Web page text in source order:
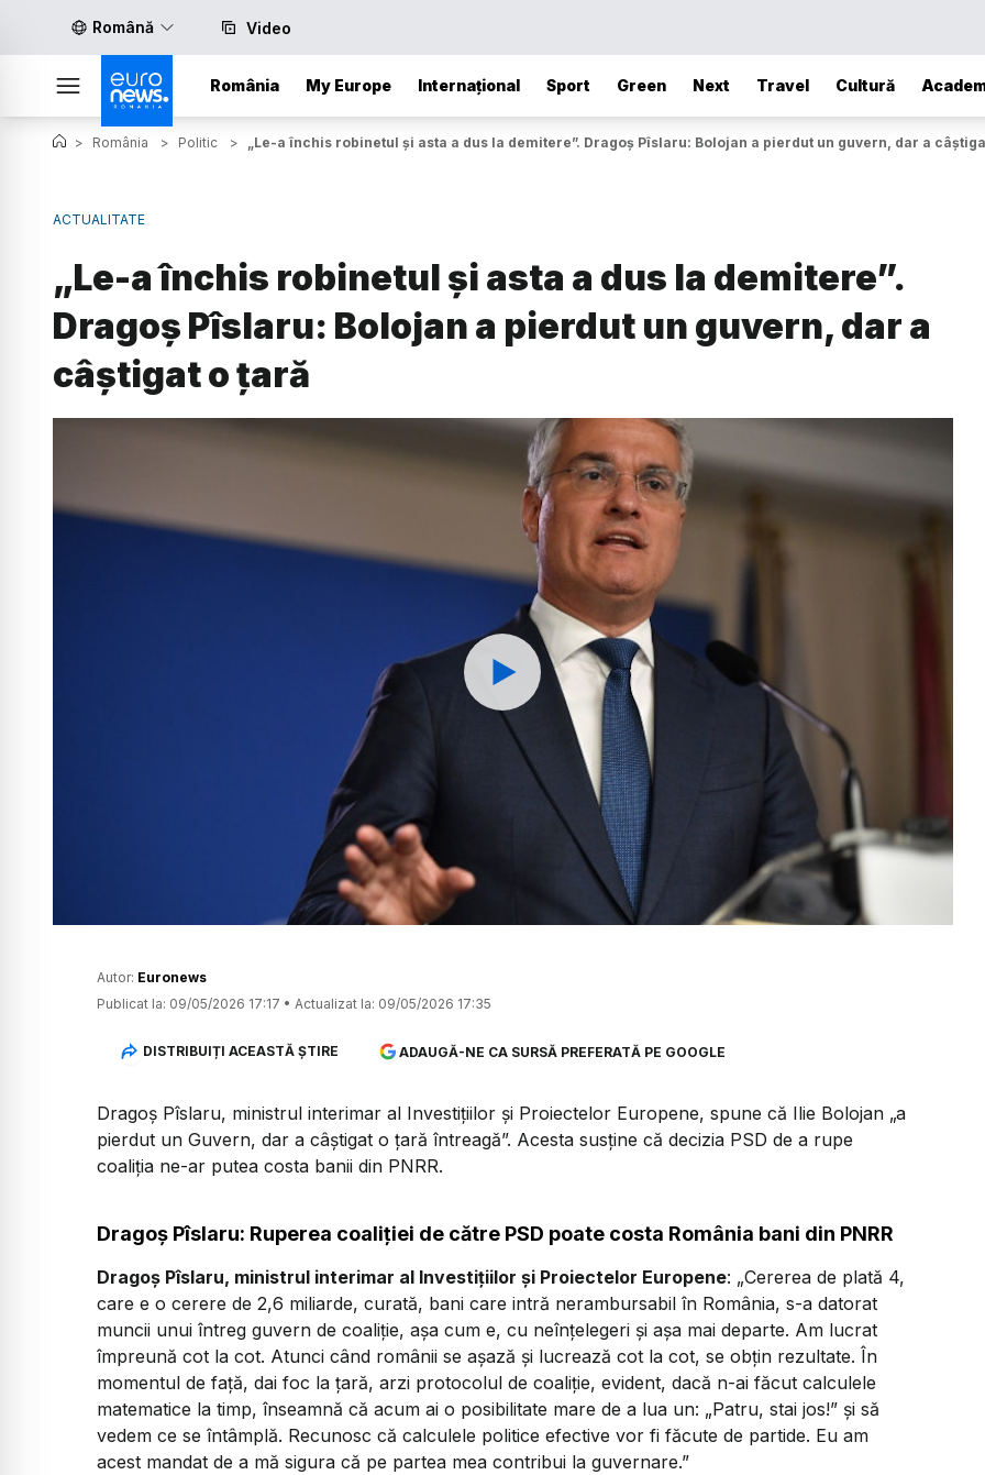
Română Video
România My Europe Internațional Sport Green Next Travel Cultură
> România > Politic > „Le-a închis robinetul și asta a dus la demitere”. Dragoș Pîslaru: Bolojan a pierdut un guvern, dar a
ACTUALITATE
„Le-a închis robinetul și asta a dus la demitere”.
Dragoș Pîslaru: Bolojan a pierdut un guvern, dar a
câștigat o țară
Watch
Autor: Euronews
Publicat la: 09/05/2026 17:17 • Actualizat la: 09/05/2026 17:35
DISTRIBUIȚI ACEASTĂ ȘTIRE ADAUGĂ-NE CA SURSĂ PREFERATĂ PE GOOGLE
Dragoș Pîslaru, ministrul interimar al Investițiilor și Proiectelor Europene, spune că Ilie Bolojan „a
pierdut un Guvern, dar a câștigat o țară întreagă”. Acesta susține că decizia PSD de a rupe
coaliția ne-ar putea costa banii din PNRR.
Dragoș Pîslaru: Ruperea coaliției de către PSD poate costa România bani din PNRR
Dragoș Pîslaru, ministrul interimar al Investițiilor și Proiectelor Europene: „Cererea de plată 4,
care e o cerere de 2,6 miliarde, curată, bani care intră nerambursabil în România, s-a datorat
muncii unui întreg guvern de coaliție, așa cum e, cu neînțelegeri și așa mai departe. Am lucrat
împreună cot la cot. Atunci când românii se așază și lucrează cot la cot, se obțin rezultate. În
momentul de față, dai foc la țară, arzi protocolul de coaliție, evident, dacă n-ai făcut calculele
matematice la timp, înseamnă că acum ai o posibilitate mare de a lua un: „Patru, stai jos!” și să
vedem ce se întâmplă. Recunosc că calculele politice efective vor fi făcute de partide. Eu am
acest mandat de a mă sigura că pe partea mea contribui la guvernare.”